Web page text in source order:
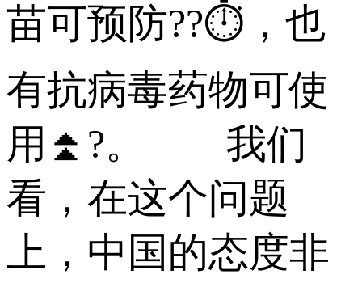
苗可预防??⏱，也
有抗病毒药物可使
用⏫?。 我们
看，在这个问题
上，中国的态度非